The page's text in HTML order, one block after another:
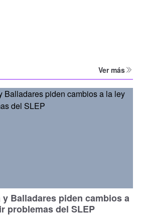
Ver más
Balladares piden cambios a
problemas del SLEP